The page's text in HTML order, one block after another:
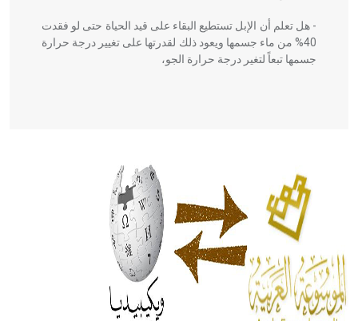
- هل تعلم أن الإبل تستطيع البقاء على قيد الحياة حتى لو فقدت
40% من ماء جسمها ويعود ذلك لقدرتها على تغيير درجة حرارة
جسمها تبعاً لتغير درجة حرارة الجو،
الحكم، الأدلة، تنظيم التغذية، ورسالته في جروح الرأس. ويعود
له الفضل بأنه حرر الطب من الدين والفلسفة.
- هل تعلم أن المرجان إفراز حيواني يتكون في البحر ويتركب
من مادة كربونات الكلسيوم، وهو أحمر أو شديد الحمرة وهو
أجود أنواعه، ويمتاز بكبر الحجم ويسمى الش